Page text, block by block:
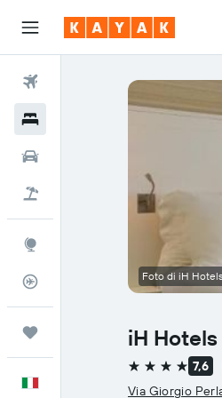
Pacchetti vacanze
iH
4 stelle 7,6
Via Giorgio
Foto di iH